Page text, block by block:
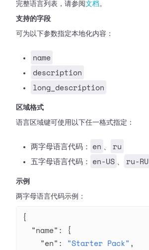
完整语言列表，请参阅 文档。
支持的字段
可为以下参数指定本地化内容：
name
description
long_description
区域格式
语言区域键可使用以下任一格式指定：
两字母语言代码： en 、 ru
五字母语言代码： en-US 、 ru-RU
示例
两字母语言代码示例：
{
  "name"
: {
    "en"
: "Starter Pack" ,